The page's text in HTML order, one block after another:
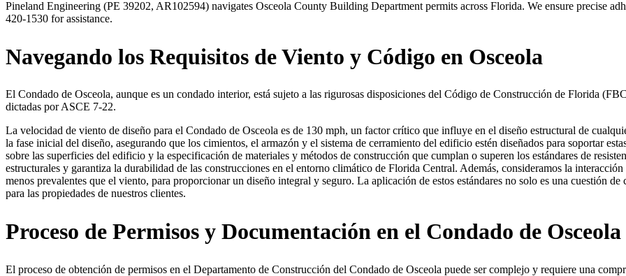
Pineland Engineering (PE 39202, AR102594) navigates Osceola County Building Department permits across Florida. We ensure precise
420-1530 for assistance.
Navegando los Requisitos de Viento y Código en Osceola
El Condado de Osceola, aunque es un condado interior, está sujeto a las rigurosas disposiciones del Código de Construcción de Florida
dictadas por ASCE 7-22.
La velocidad de viento de diseño para el Condado de Osceola es de 130 mph, un factor crítico que influye en el diseño estructural de
la fase inicial del diseño, asegurando que los cimientos, el armazón y el sistema de cerramiento del edificio estén diseñados para soportar
sobre las superficies del edificio y la especificación de materiales y métodos de construcción que cumplan o superen los estándares de
estructurales y garantiza la durabilidad de las construcciones en el entorno climático de Florida Central. Además, consideramos la
menos prevalentes que el viento, para proporcionar un diseño integral y seguro. La aplicación de estos estándares no solo es una cuestión
para las propiedades de nuestros clientes.
Proceso de Permisos y Documentación en el Condado de Osceola
El proceso de obtención de permisos en el Departamento de Construcción del Condado de Osceola puede ser complejo y requiere una